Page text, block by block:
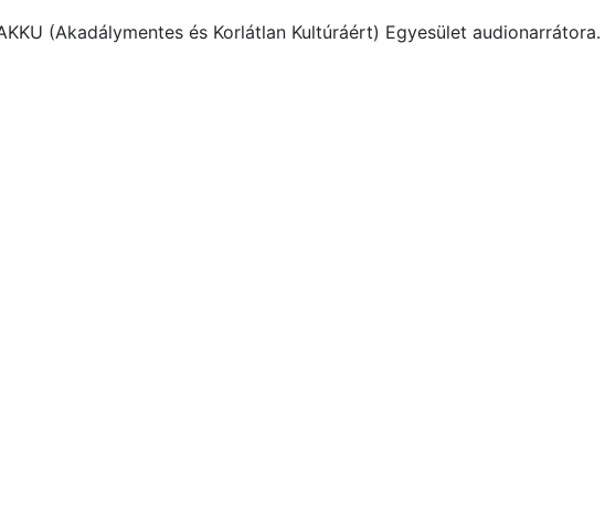
(Akadálymentes és Korlátlan Kultúráért) Egyesület audionarrátora.